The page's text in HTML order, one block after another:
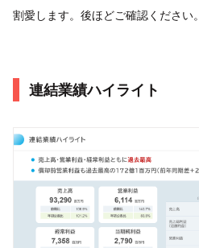
割愛します。後ほどご確認ください。
連結業績ハイライト